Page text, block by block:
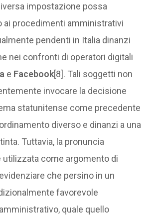
impostazione possa
ai procedimenti amministrativi
pendenti in Italia dinanzi
nei confronti di operatori digitali
e Facebook[8]. Tali soggetti non
invocare la decisione
statunitense come precedente
diverso e dinanzi a una
Tuttavia, la pronuncia
come argomento di
che persino in un
favorevole
quale quello